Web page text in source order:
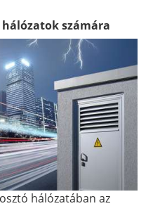
számára
hálózatában az